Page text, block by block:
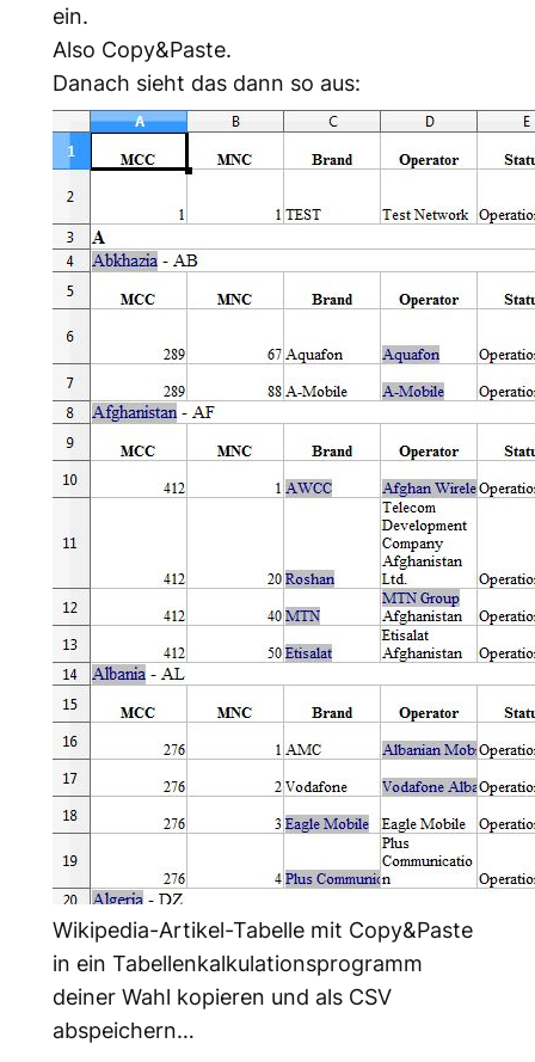
ein.
Also Copy&Paste.
Danach sieht das dann so aus:
Wikipedia-Artikel-Tabelle mit Copy&Paste
in ein Tabellenkalkulationsprogramm
deiner Wahl kopieren und als CSV
abspeichern…